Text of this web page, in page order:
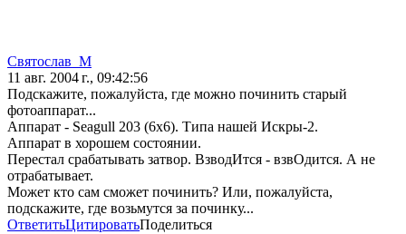
Святослав_M
11 авг. 2004 г., 09:42:56
Подскажите, пожалуйста, где можно починить старый
фотоаппарат...
Аппарат - Seagull 203 (6х6). Типа нашей Искры-2.
Аппарат в хорошем состоянии.
Перестал срабатывать затвор. ВзводИтся - взвОдится. А не
отрабатывает.
Может кто сам сможет починить? Или, пожалуйста,
подскажите, где возьмутся за починку...
ОтветитьЦитироватьПоделиться